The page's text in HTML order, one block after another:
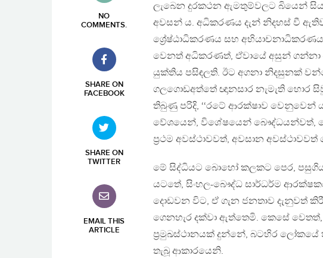
NO
COMMENTS.
SHARE ON
FACEBOOK
SHARE ON
TWITTER
EMAIL THIS
ARTICLE
ලැබෙන දුරකථන ඇමතුම්වලට බියෙන්
අවසන් ය. අධිකරණය දැන් නිදහස් වී
ශ්‍රේෂ්ඨාධිකරණය සහ
වෙනත් අධිකරණත්, ඒවායේ අසුන්
යුක්තිය පසිඳලති. ඊට අගනා නිදසුනක්
ගලගොඩඅත්තේ ඥානසාර නැමැති හොර
තිබුණු පරිදි, ‘‘රටේ ආරක්ෂාව වෙනුවෙන්
වේශයෙන්, විශේෂයෙන් බෞද්ධයන්වත්,
ප‍්‍රථම අවස්ථාවවත්, අවසාන
මේ සිද්ධියට බොහෝ කලකට පෙර,
යටතේ, සිංහල-බෞද්ධ සාර්ධර්ම
දොඩවන විට, ඒ ගැන ජනතාව දැනුවත්
ගෙනහැර දක්වා ඇත්තෙමි. කෙසේ වෙතත්,
ප‍්‍රමුඛස්ථානයක් දුන්නේ, බටහිර
තැබූ ආකාරයෙනි.